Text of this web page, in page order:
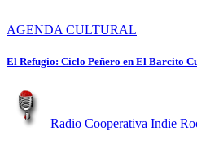
AGENDA CULTURAL
El Refugio: Ciclo Peñero en El Barcito
Radio Cooperativa Indie